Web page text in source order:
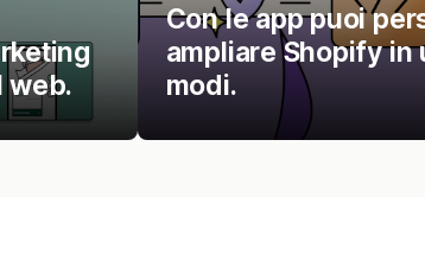
web.
Con le app puoi
ampliare Shopify in
modi.